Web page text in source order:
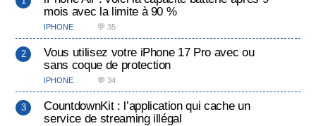
mois avec la limite à 90 %
IPHONE 💬 35
Vous utilisez votre iPhone 17 Pro avec ou
sans coque de protection
IPHONE 💬 34
CountdownKit : l’application qui cache un
service de streaming illégal